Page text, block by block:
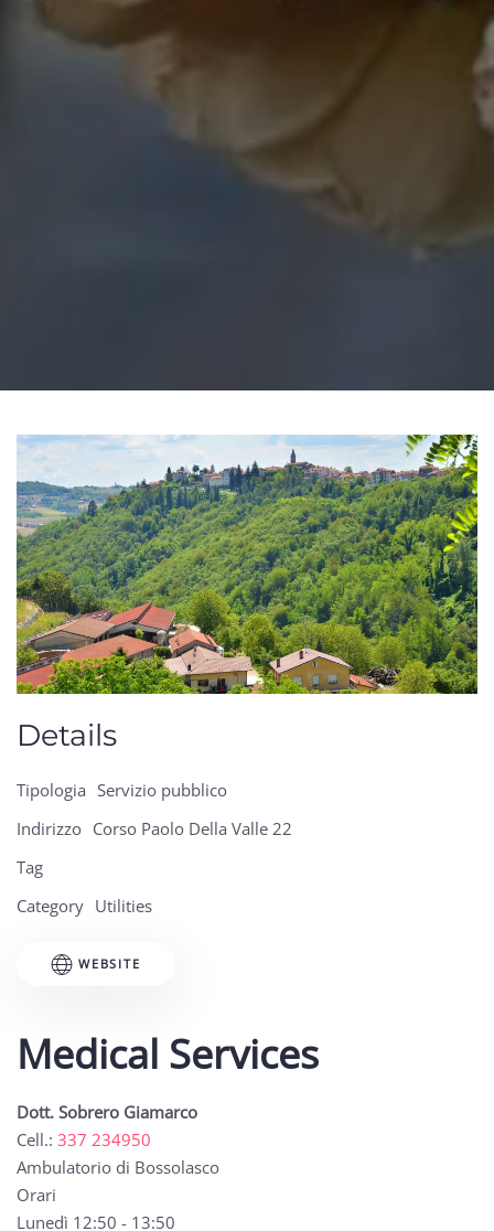
Details
Tipologia Servizio pubblico
Indirizzo Corso Paolo Della Valle 22
Tag
Category Utilities
WEBSITE
Medical Services
Dott. Sobrero Giamarco
Cell.: 337 234950
Ambulatorio di Bossolasco
Orari
Lunedì 12:50 - 13:50